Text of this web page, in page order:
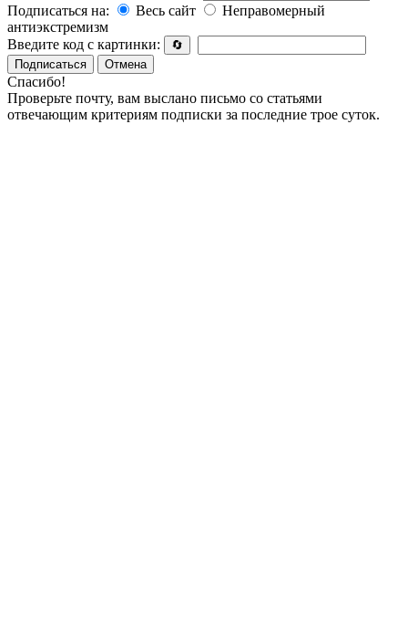
Подписаться на:
Весь сайт
Неправомерный
антиэкстремизм
Введите код с картинки:
🔄
Подписаться
Отмена
Спасибо!
Проверьте почту, вам выслано письмо со статьями
отвечающим критериям подписки за последние трое суток.